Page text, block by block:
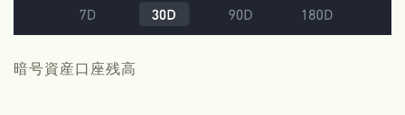
暗号資産口座残高